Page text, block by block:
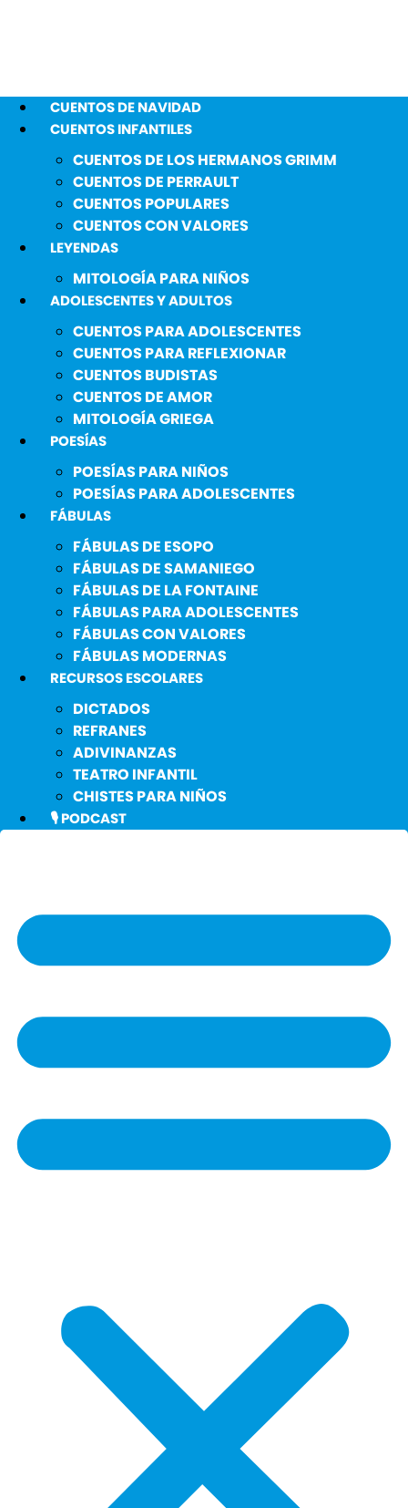
CUENTOS DE NAVIDAD
CUENTOS INFANTILES
CUENTOS DE LOS HERMANOS GRIMM
CUENTOS DE PERRAULT
CUENTOS POPULARES
CUENTOS CON VALORES
LEYENDAS
MITOLOGÍA PARA NIÑOS
ADOLESCENTES Y ADULTOS
CUENTOS PARA ADOLESCENTES
CUENTOS PARA REFLEXIONAR
CUENTOS BUDISTAS
CUENTOS DE AMOR
MITOLOGÍA GRIEGA
POESÍAS
POESÍAS PARA NIÑOS
POESÍAS PARA ADOLESCENTES
FÁBULAS
FÁBULAS DE ESOPO
FÁBULAS DE SAMANIEGO
FÁBULAS DE LA FONTAINE
FÁBULAS PARA ADOLESCENTES
FÁBULAS CON VALORES
FÁBULAS MODERNAS
RECURSOS ESCOLARES
DICTADOS
REFRANES
ADIVINANZAS
TEATRO INFANTIL
CHISTES PARA NIÑOS
🎙️ PODCAST